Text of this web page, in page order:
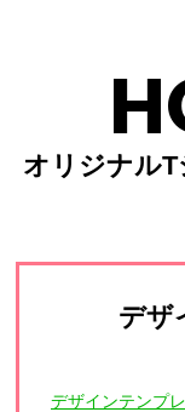
オリジナル
デザ
デザインテンプ